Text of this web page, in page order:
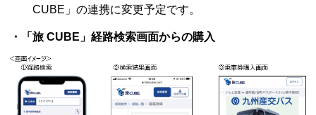
CUBE」の連携に変更予定です。
・「旅 CUBE」経路検索画面からの購入